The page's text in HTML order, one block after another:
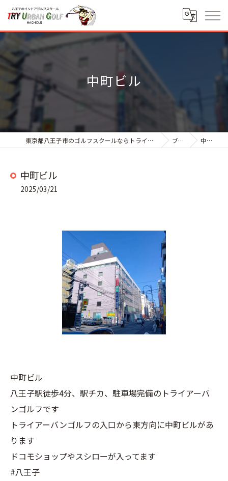
中町ビル
東京都八王子市のゴルフスクールならトライアーバンゴルフ八王子 ブログ 中町ビル
中町ビル
2025/03/21
中町ビル
八王子駅徒歩4分、駅チカ、駐車場完備のトライアーバ
ンゴルフです
トライアーバンゴルフの入口から東方向に中町ビルがあ
ります
ドコモショップやスシローが入ってます
#八王子